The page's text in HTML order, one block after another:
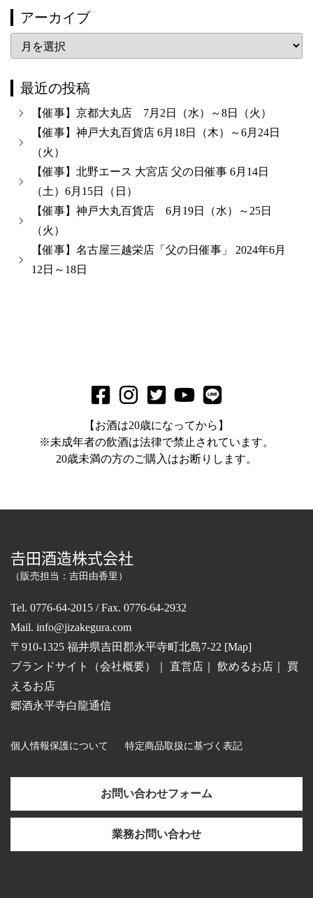
アーカイブ
ー
カ
イ
ブ
最近の投稿
【催事】京都大丸店 7月2日（水）～8日（火）
【催事】神戸大丸百貨店 6月18日（木）～6月24日
（火）
【催事】北野エース 大宮店 父の日催事 6月14日
（土）6月15日（日）
【催事】神戸大丸百貨店 6月19日（水）～25日
（火）
【催事】名古屋三越栄店「父の日催事」 2024年6月
12日～18日
【お酒は20歳になってから】
※未成年者の飲酒は法律で禁止されています。
20歳未満の方のご購入はお断りします。
𠮷田酒造株式会社
（販売担当：吉田由香里）
Tel. 0776-64-2015 / Fax. 0776-64-2932
Mail. info@jizakegura.com
〒910-1325 福井県吉田郡永平寺町北島7-22 [Map]
ブランドサイト（会社概要）
直営店 飲めるお店
買
えるお店
郷酒永平寺白龍通信
個人情報保護について 特定商品取扱に基づく表記
お問い合わせフォーム
業務お問い合わせ